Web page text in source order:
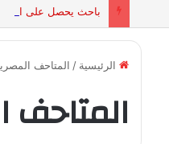
الرئيسية / المتاحف
المتاحف